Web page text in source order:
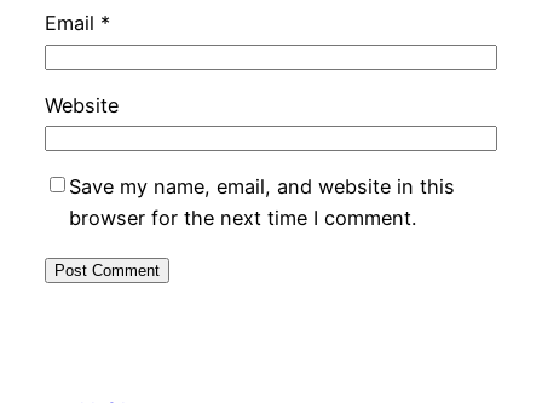
Email *
Website
Save my name, email, and website in this
browser for the next time I comment.